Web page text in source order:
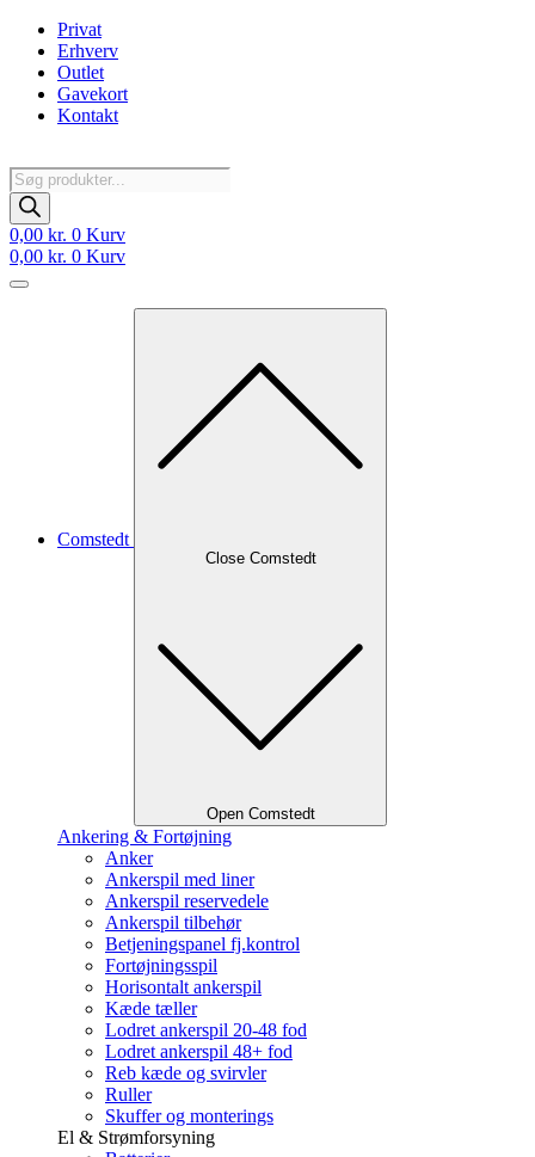
Videre
indhold
Privat
Erhverv
Outlet
Gavekort
Kontakt
Products
search
0,00 kr. 0 Kurv
0,00 kr. 0 Kurv
Comstedt
Close Comstedt
Open Comstedt
Ankering & Fortøjning
Anker
Ankerspil med liner
Ankerspil reservedele
Ankerspil tilbehør
Betjeningspanel fj.kontrol
Fortøjningsspil
Horisontalt ankerspil
Kæde tæller
Lodret ankerspil 20-48 fod
Lodret ankerspil 48+ fod
Reb kæde og svirvler
Ruller
Skuffer og monterings
El & Strømforsyning